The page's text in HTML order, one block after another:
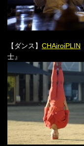
【ダンス】 CHAiroiPLIN
士』